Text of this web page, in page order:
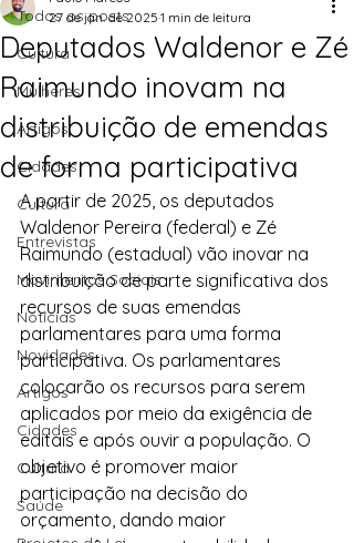
Todos os posts
Cultura
Mulheres
Artigos
Cidades
Cultura
Entrevistas
Movimentos Sociais
Notícias
Novidades
Artigos
Cidades
Cultura
Saúde
Deputados Waldenor e Zé
Raimundo inovam na
distribuição de emendas
de forma participativa
27 de jan. de 2025 1 min de leitura
A partir de 2025, os deputados
Waldenor Pereira (federal) e Zé
Raimundo (estadual) vão inovar na
distribuição de parte significativa dos
recursos de suas emendas
parlamentares para uma forma
participativa. Os parlamentares
colocarão os recursos para serem
aplicados por meio da exigência de
editais e após ouvir a população. O
objetivo é promover maior
participação na decisão do
orçamento, dando maior